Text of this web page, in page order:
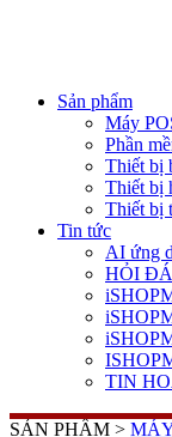
Sản phẩm
Máy
Phần
Thiết bị
Thiết bị
Thiết bị
Tin tức
AI ứng
HỎI
TIN
SẢN PHẨM >